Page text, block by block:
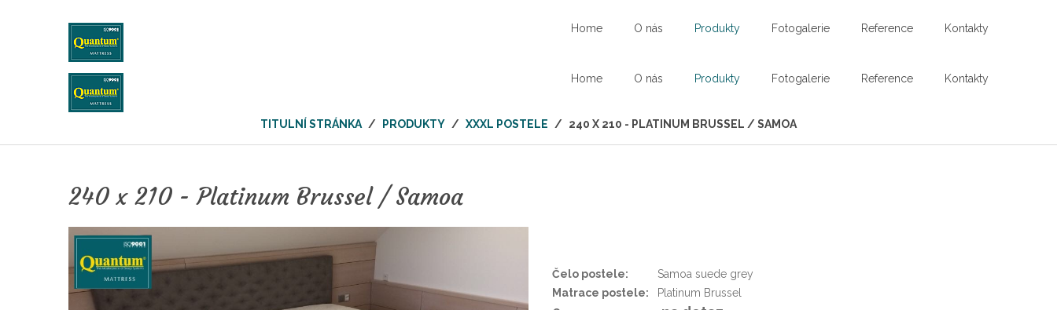
Home O nás Produkty Fotogalerie Reference Kontakty
Home O nás Produkty Fotogalerie Reference Kontakty
TITULNÍ STRÁNKA / PRODUKTY / XXXL POSTELE / 240 X 210 - PLATINUM BRUSSEL / SAMOA
240 x 210 - Platinum Brussel / Samoa
Čelo postele:
Samoa suede grey
Matrace postele:
Platinum Brussel